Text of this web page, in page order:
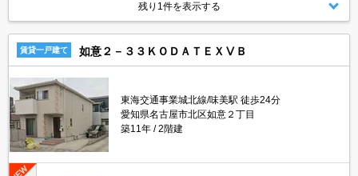
残り1件を表示する
賃貸一戸建て 如意２－３３ＫＯＤＡＴＥＸⅤＢ
東海交通事業城北線/味美駅 徒歩24分
愛知県名古屋市北区如意２丁目
築11年
2階建